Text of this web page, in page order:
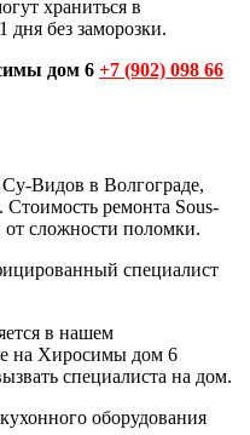
храниться в
дня без заморозки.
дом 6 +7 (902) 098 66
Видов в Волгограде,
Стоимость ремонта Sous-
от сложности поломки.
специалист
в нашем
на Хиросимы дом 6
специалиста на дом.
оборудования